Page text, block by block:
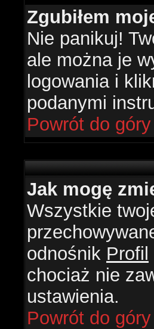
Zgubiłem
Nie panikuj!
ale można je
logowania i
podanymi
Powrót do góry
Jak mogę
Wszystkie
odnośnik Profil
chociaż nie
ustawienia.
Powrót do góry